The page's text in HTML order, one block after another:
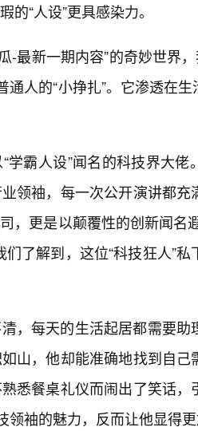
“人设”更具感染力。
-最新一期内容”的奇妙世界
通人的“小挣扎”。它渗透在
学霸人设”闻名的科技界大佬
领袖，每一次公开演讲都
，更是以颠覆性的创新闻名
了解到，这位“科技狂人”
，每天的生活起居都需要助
山，他却能准确地找到自己
悉餐桌礼仪而闹出了笑话，
领袖的魅力，反而让他显得更